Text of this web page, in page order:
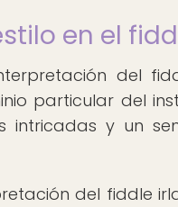
en el
del
particular del
intricadas y un
del fiddle